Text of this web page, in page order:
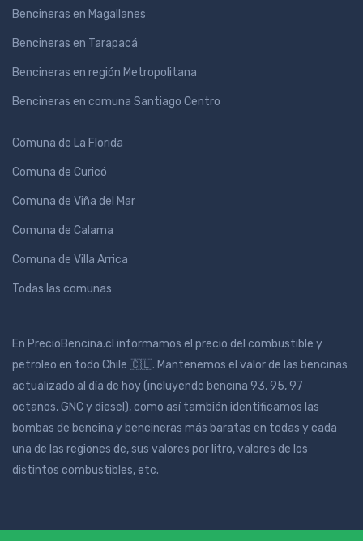
Bencineras en Magallanes
Bencineras en Tarapacá
Bencineras en región Metropolitana
Bencineras en comuna Santiago Centro
Comuna de La Florida
Comuna de Curicó
Comuna de Viña del Mar
Comuna de Calama
Comuna de Villa Arrica
Todas las comunas
En PrecioBencina.cl informamos el precio del combustible y
petroleo en todo Chile 🇨🇱. Mantenemos el valor de las bencinas
actualizado al día de hoy (incluyendo bencina 93, 95, 97
octanos, GNC y diesel), como así también identificamos las
bombas de bencina y bencineras más baratas en todas y cada
una de las regiones de, sus valores por litro, valores de los
distintos combustibles, etc.